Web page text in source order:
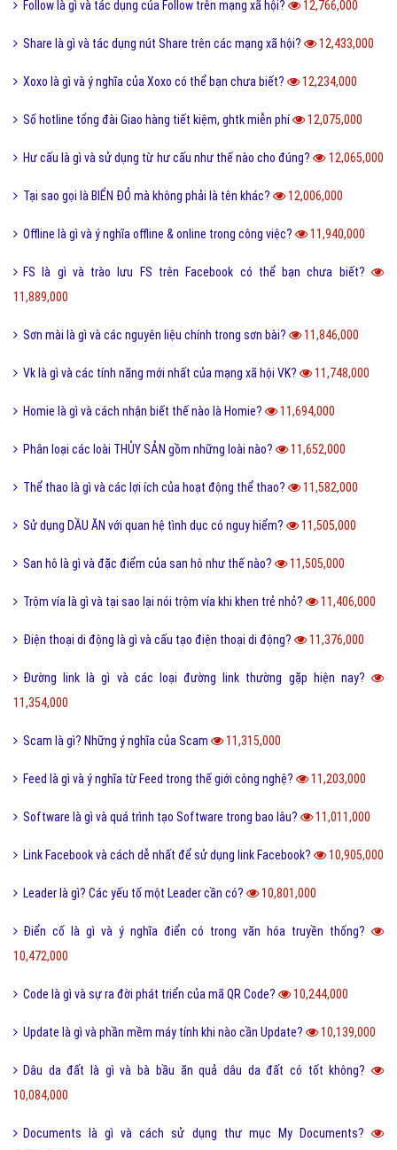
Follow là gì và tác dụng của Follow trên mạng xã hội? 12,766,000
Share là gì và tác dụng nút Share trên các mạng xã hội? 12,433,000
Xoxo là gì và ý nghĩa của Xoxo có thể bạn chưa biết? 12,234,000
Số hotline tổng đài Giao hàng tiết kiệm, ghtk miễn phí 12,075,000
Hư cấu là gì và sử dụng từ hư cấu như thế nào cho đúng? 12,065,000
Tại sao gọi là BIỂN ĐỎ mà không phải là tên khác? 12,006,000
Offline là gì và ý nghĩa offline & online trong công việc? 11,940,000
FS là gì và trào lưu FS trên Facebook có thể bạn chưa biết?
11,889,000
Sơn mài là gì và các nguyên liệu chính trong sơn bài? 11,846,000
Vk là gì và các tính năng mới nhất của mạng xã hội VK? 11,748,000
Homie là gì và cách nhận biết thế nào là Homie? 11,694,000
Phân loại các loài THỦY SẢN gồm những loài nào? 11,652,000
Thể thao là gì và các lợi ích của hoạt động thể thao? 11,582,000
Sử dụng DẦU ĂN với quan hệ tình dục có nguy hiểm? 11,505,000
San hô là gì và đặc điểm của san hô như thế nào? 11,505,000
Trộm vía là gì và tại sao lại nói trộm vía khi khen trẻ nhỏ? 11,406,000
Điện thoại di động là gì và cấu tạo điện thoại di động? 11,376,000
Đường link là gì và các loại đường link thường gặp hiện nay?
11,354,000
Scam là gì? Những ý nghĩa của Scam 11,315,000
Feed là gì và ý nghĩa từ Feed trong thế giới công nghệ? 11,203,000
Software là gì và quá trình tạo Software trong bao lâu? 11,011,000
Link Facebook và cách dễ nhất để sử dụng link Facebook? 10,905,000
Leader là gì? Các yếu tố một Leader cần có? 10,801,000
Điển cố là gì và ý nghĩa điển có trong văn hóa truyền thống?
10,472,000
Code là gì và sự ra đời phát triển của mã QR Code? 10,244,000
Update là gì và phần mềm máy tính khi nào cần Update? 10,139,000
Dâu da đất là gì và bà bầu ăn quả dâu da đất có tốt không?
10,084,000
Documents là gì và cách sử dụng thư mục My Documents?